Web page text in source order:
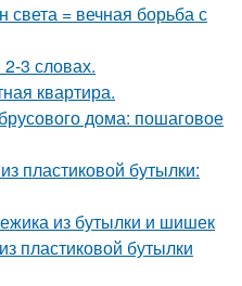
= вечная борьба с
3 словах.
квартира.
дома: пошаговое
пластиковой бутылки:
из бутылки и шишек
пластиковой бутылки